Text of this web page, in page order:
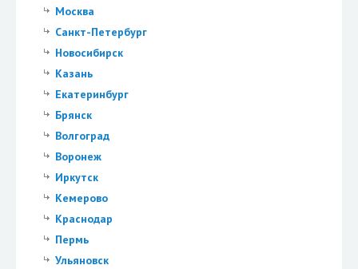
Москва
Санкт-Петербург
Новосибирск
Казань
Екатеринбург
Брянск
Волгоград
Воронеж
Иркутск
Кемерово
Краснодар
Пермь
Ульяновск